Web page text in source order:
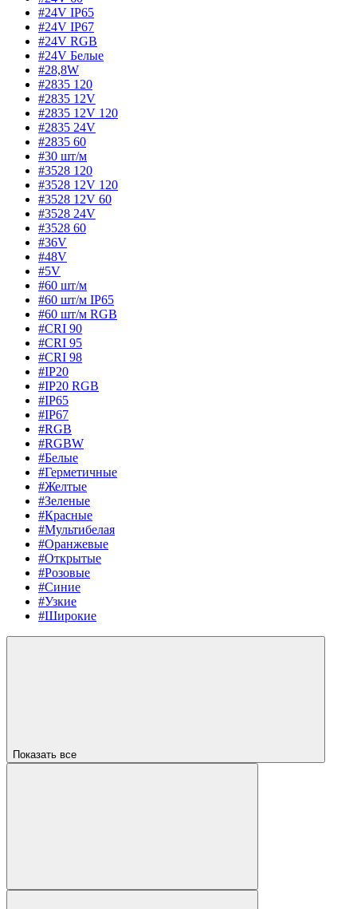
#24V IP65
#24V IP67
#24V RGB
#24V Белые
#28,8W
#2835 120
#2835 12V
#2835 12V 120
#2835 24V
#2835 60
#30 шт/м
#3528 120
#3528 12V 120
#3528 12V 60
#3528 24V
#3528 60
#36V
#48V
#5V
#60 шт/м
#60 шт/м IP65
#60 шт/м RGB
#CRI 90
#CRI 95
#CRI 98
#IP20
#IP20 RGB
#IP65
#IP67
#RGB
#RGBW
#Белые
#Герметичные
#Желтые
#Зеленые
#Красные
#Мультибелая
#Оранжевые
#Открытые
#Розовые
#Синие
#Узкие
#Широкие
Показать все